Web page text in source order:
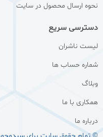
نحوه ارسال محصول در سایت
دسترسی سریع
لیست ناشران
شماره حساب ها
وبلاگ
همکاری با ما
درباره ما